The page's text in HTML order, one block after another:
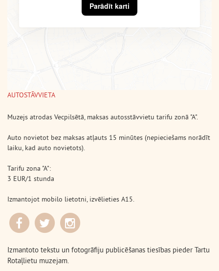
Parādīt karti
AUTOSTĀVVIETA
Muzejs atrodas Vecpilsētā, maksas autosstāvvietu tarifu zonā "A".
Auto novietot bez maksas atļauts 15 minūtes (nepieciešams norādīt
laiku, kad auto novietots).
Tarifu zona "A":
3 EUR/1 stunda
Izmantojot mobilo lietotni, izvēlieties A15.
Izmantoto tekstu un fotogrāfiju publicēšanas tiesības pieder Tartu
Rotaļlietu muzejam.